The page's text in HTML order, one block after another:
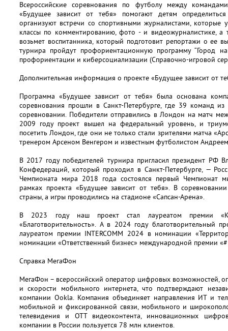
Всероссийские соревнования по футболу между
«Будущее зависит от тебя» помогают детям
организуют встречи со спортивными журналистами, которые
классы по комментированию, фото - и видеожурналистике, а
возьмет воспитанника, который подготовит репортажи о ее
турнира пройдут профориентационную программу “Город
профориентации и киберсоциализации (Справочно-игровой
Дополнительная информация о проекте «Будущее зависит от
Программа «Будущее зависит от тебя» была основана
соревнования прошли в Санкт-Петербурге, где 39 команд
соревновании. Победители отправились в Лондон на матч
2009 году проект вышел на федеральный уровень, и
посетить Лондон, где они не только стали зрителями матча
тренером Арсеном Венгером и известным футболистом
В 2017 году победителей турнира пригласил президент РФ
Конфедераций, который проходил в Санкт-Петербурге, —
Чемпионата мира 2018 года состоялся первый Чемпионат
рамках проекта «Будущее зависит от тебя». В
страны, а игры проводились на стадионе «Сапсан-Арена».
В 2023 году наш проект стал лауреатом премии
«Благотворительность». А в 2024 году благотворительный
лауреатом премии INTERCOMM 2024 в номинации
номинации «Ответственный бизнес» международной премии
Справка МегаФон
МегаФон – всероссийский оператор цифровых возможностей,
и скорости мобильного интернета, что подтверждают
компании Ookla. Компания объединяет направления ИТ и
мобильной и фиксированной связи, мобильного и
телевидения и OTT видеоконтента, инновационных
компании в России пользуется 78 млн клиентов.